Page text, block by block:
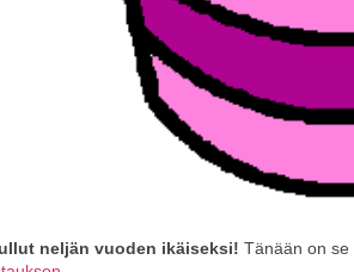
neljän vuoden ikäiseksi! Tänään on se